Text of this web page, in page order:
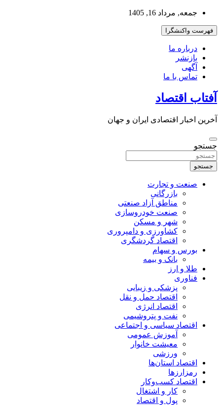
بروید
جمعه, مرداد 16, 1405
فهرست واکنشگرا
درباره ما
بازنشر
آگهی
تماس با ما
آفتاب اقتصاد
آخرین اخبار اقتصادی ایران و جهان
جستجو
جستجو
صنعت و تجارت
بازرگانی
مناطق آزاد صنعتی
صنعت خودروسازی
شهر و مسکن
کشاورزی و دامپروری
اقتصاد گردشگری
بورس و سهام
بانک و بیمه
طلا و ارز
فناوری
پزشکی و زیبایی
اقتصاد حمل و نقل
اقتصاد انرژی
نفت و پتروشیمی
اقتصاد سیاسی و اجتماعی
آموزش عمومی
معیشت خانوار
ورزشی
اقتصاد استان‌ها
رمزارزها
اقتصاد کسب‌و‌کار
کار و اشتغال
پول و اقتصاد